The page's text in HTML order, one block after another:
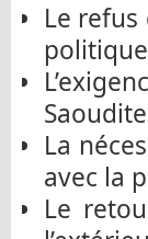
Le
La
avec la
Le